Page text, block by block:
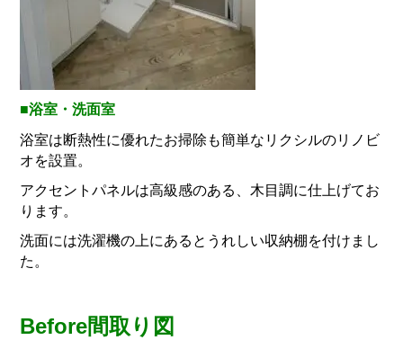
■浴室・洗面室
浴室は断熱性に優れたお掃除も簡単なリクシルのリノビ
オを設置。
アクセントパネルは高級感のある、木目調に仕上げてお
ります。
洗面には洗濯機の上にあるとうれしい収納棚を付けまし
た。
Before間取り図